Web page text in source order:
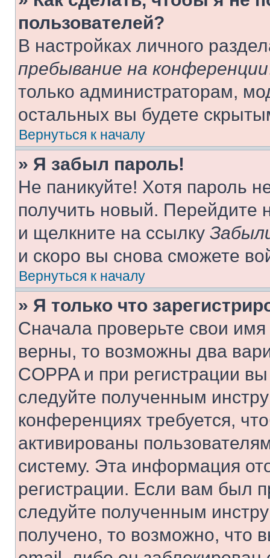
пользователей?
В настройках личного
пребывание на конференции
только администраторам,
остальных вы будете
Вернуться к началу
» Я забыл пароль!
Не паникуйте! Хотя пароль
получить новый. Перейдите
и щелкните на ссылку
и скоро вы снова сможете
Вернуться к началу
» Я только что
Сначала проверьте свои
верны, то возможны два
COPPA и при регистрации
следуйте полученным
конференциях требуется,
активированы
систему. Эта информация
регистрации. Если вам был
следуйте полученным
получено, то возможно, что